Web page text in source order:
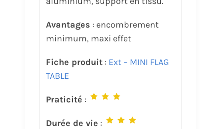
Avantages : encombrement
minimum, maxi effet
Fiche produit: Ext – MINI FLAG
TABLE
Praticité :
Durée de vie :